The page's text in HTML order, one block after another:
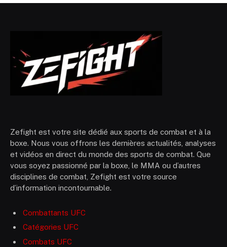
Zefight est votre site dédié aux sports de combat et à la
boxe. Nous vous offrons les dernières actualités, analyses
et vidéos en direct du monde des sports de combat. Que
vous soyez passionné par la boxe, le MMA ou d’autres
disciplines de combat, Zefight est votre source
d’information incontournable.
Combattants UFC
Catégories UFC
Combats UFC